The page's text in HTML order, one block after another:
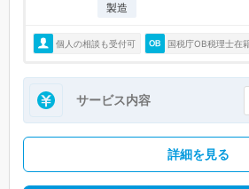
製造
個人の相談も受付可 国税庁OB税理士在
サービス内容
詳細を見る